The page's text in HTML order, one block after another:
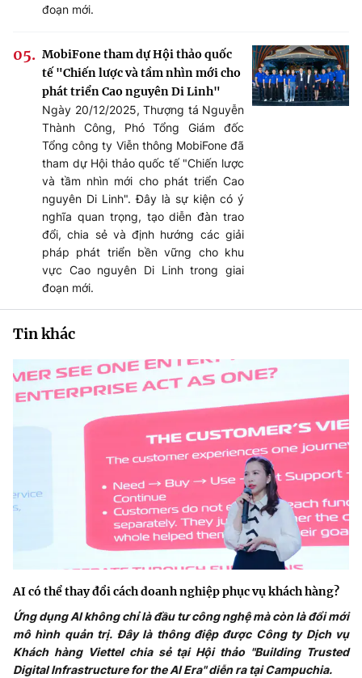
đoạn mới.
MobiFone tham dự Hội thảo quốc
tế "Chiến lược và tầm nhìn mới cho
phát triển Cao nguyên Di Linh"
Ngày 20/12/2025, Thượng tá Nguyễn
Thành Công, Phó Tổng Giám đốc
Tổng công ty Viễn thông MobiFone đã
tham dự Hội thảo quốc tế "Chiến lược
và tầm nhìn mới cho phát triển Cao
nguyên Di Linh". Đây là sự kiện có ý
nghĩa quan trọng, tạo diễn đàn trao
đổi, chia sẻ và định hướng các giải
pháp phát triển bền vững cho khu
vực Cao nguyên Di Linh trong giai
đoạn mới.
Tin khác
AI có thể thay đổi cách doanh nghiệp phục vụ khách hàng?
Ứng dụng AI không chỉ là đầu tư công nghệ mà còn là đổi mới
mô hình quản trị. Đây là thông điệp được Công ty Dịch vụ
Khách hàng Viettel chia sẻ tại Hội thảo "Building Trusted
Digital Infrastructure for the AI Era" diễn ra tại Campuchia.